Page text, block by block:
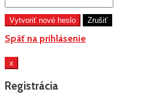
Späť na prihlásenie
x
Registrácia